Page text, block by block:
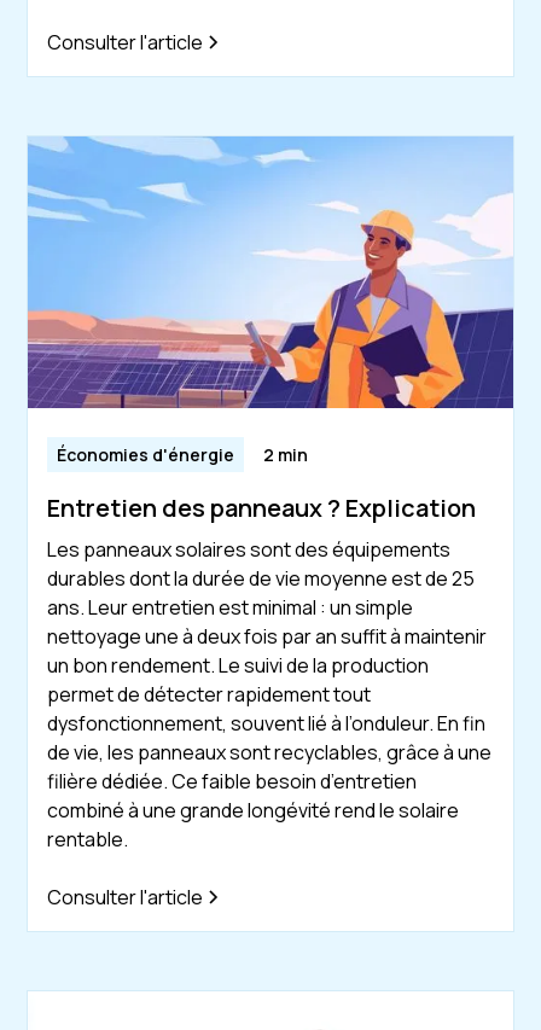
Consulter l'article
Économies d'énergie 2 min
Entretien des panneaux ? Explication
Les panneaux solaires sont des équipements
durables dont la durée de vie moyenne est de 25
ans. Leur entretien est minimal : un simple
nettoyage une à deux fois par an suffit à maintenir
un bon rendement. Le suivi de la production
permet de détecter rapidement tout
dysfonctionnement, souvent lié à l’onduleur. En fin
de vie, les panneaux sont recyclables, grâce à une
filière dédiée. Ce faible besoin d’entretien
combiné à une grande longévité rend le solaire
rentable.
Consulter l'article